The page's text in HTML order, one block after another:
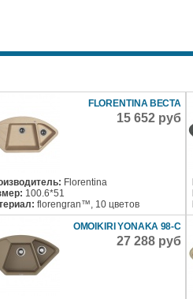
FLORENTINA ВЕСТА
15 652 руб
Florentina
100.6*51
florengran™, 10 цветов
OMOIKIRI YONAKA 98-C
27 288 руб